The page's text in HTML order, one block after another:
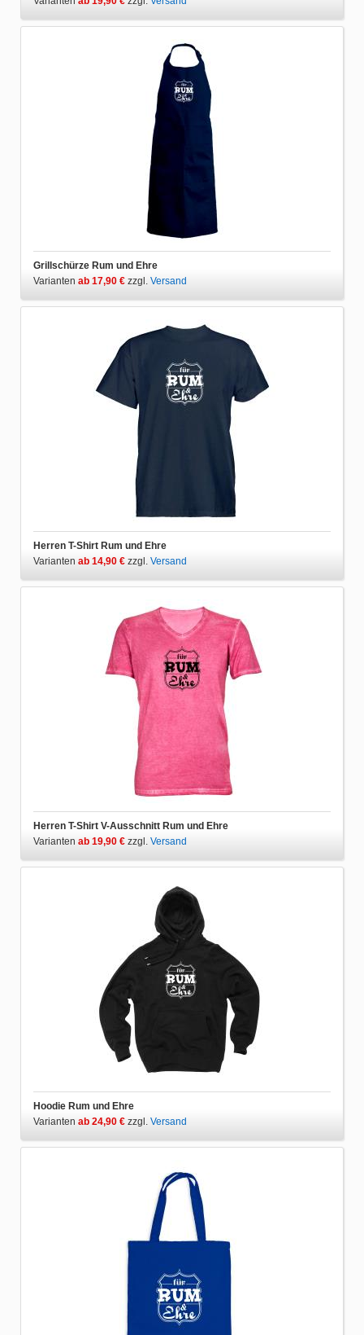
Grillschürze Rum und Ehre
Varianten ab 17,90 € zzgl. Versand
Herren T-Shirt Rum und Ehre
Varianten ab 14,90 € zzgl. Versand
Herren T-Shirt V-Ausschnitt Rum und Ehre
Varianten ab 19,90 € zzgl. Versand
Hoodie Rum und Ehre
Varianten ab 24,90 € zzgl. Versand